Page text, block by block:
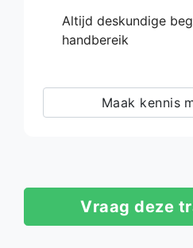
Altijd deskundige
handbereik
Maak kennis
Vraag deze